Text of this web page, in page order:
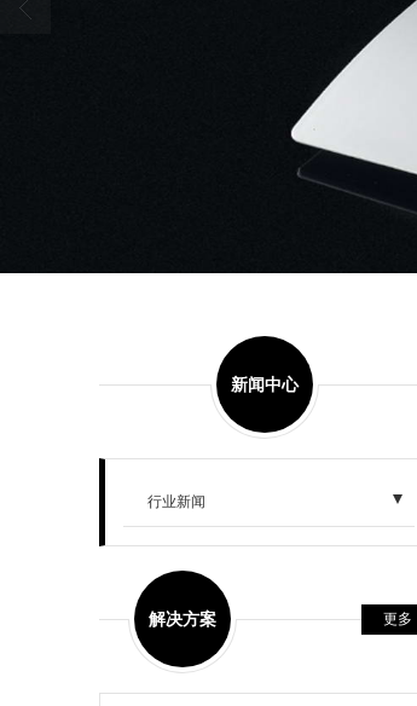
新闻中心
行业新闻
解决方案 更多